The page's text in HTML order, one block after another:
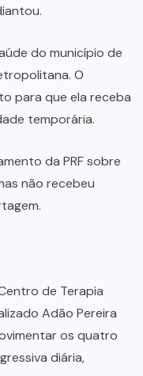
do município de
O
para que ela receba
temporária.
da PRF sobre
não recebeu
de Terapia
Adão Pereira
os quatro
diária,